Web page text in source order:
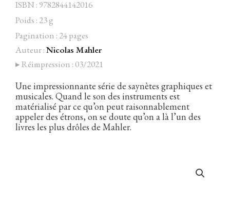
Facebook Instagram
incandescence
ISBN : 9782844142016
Poids : 23 g
Pagination : 24 pages
Auteur :Nicolas Mahler
▸ Réimpression : 03/2021
Une impressionnante série de saynètes graphiques et
musicales. Quand le son des instruments est
matérialisé par ce qu’on peut raisonnablement
appeler des étrons, on se doute qu’on a là l’un des
livres les plus drôles de Mahler.